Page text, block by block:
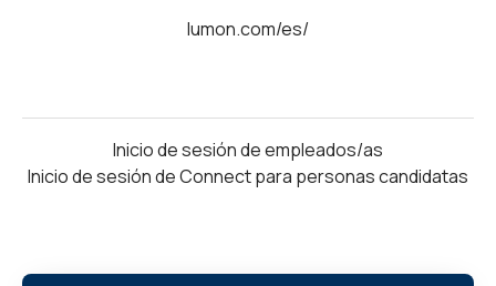
lumon.com/es/
Inicio de sesión de empleados/as
Inicio de sesión de Connect para personas candidatas